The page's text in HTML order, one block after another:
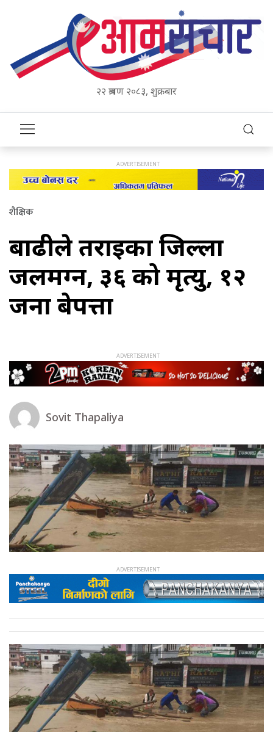
२२ श्रावण २०८३, शुक्रबार
शैक्षिक
बाढीले तराईका जिल्ला
जलमग्न, ३६ को मृत्यु, १२
जना बेपत्ता
Sovit Thapaliya